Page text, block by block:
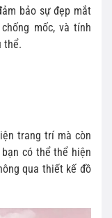
bảo sự đẹp mắt
mốc, và tính
thể.
trang trí mà còn
có thể thể hiện
qua thiết kế đồ